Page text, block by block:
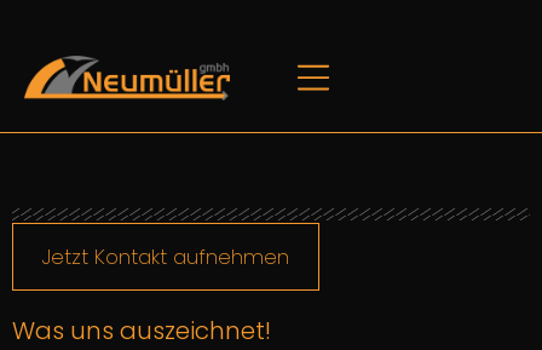
Jetzt Kontakt aufnehmen
Was uns auszeichnet!